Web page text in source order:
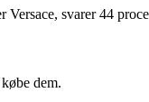
svarer 44
dem.